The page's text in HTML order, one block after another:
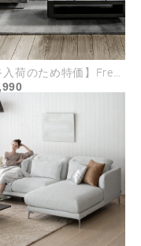
に
を取り外し、接
り外しができま
なっており、食
、一気に着脱可
庭でも安心して
とができます。
【最終入荷のため特価】Fresto ファブリックタイプ